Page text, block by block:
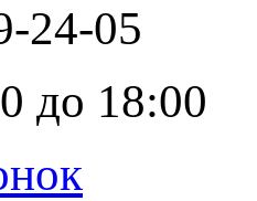
24-05
до 18:00